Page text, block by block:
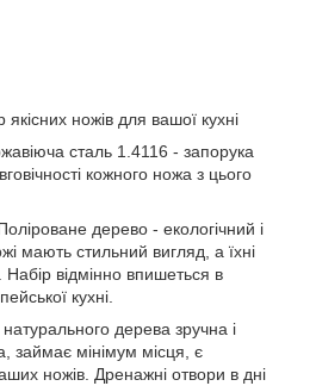
якісних ножів для вашої кухні
сталь 1.4116 - запорука
кожного ножа з цього
дерево - екологічний і
мають стильний вигляд, а їхні
Набір відмінно впишеться в
кухні.
натурального дерева зручна і
займає мінімум місця, є
ножів. Дренажні отвори в дні